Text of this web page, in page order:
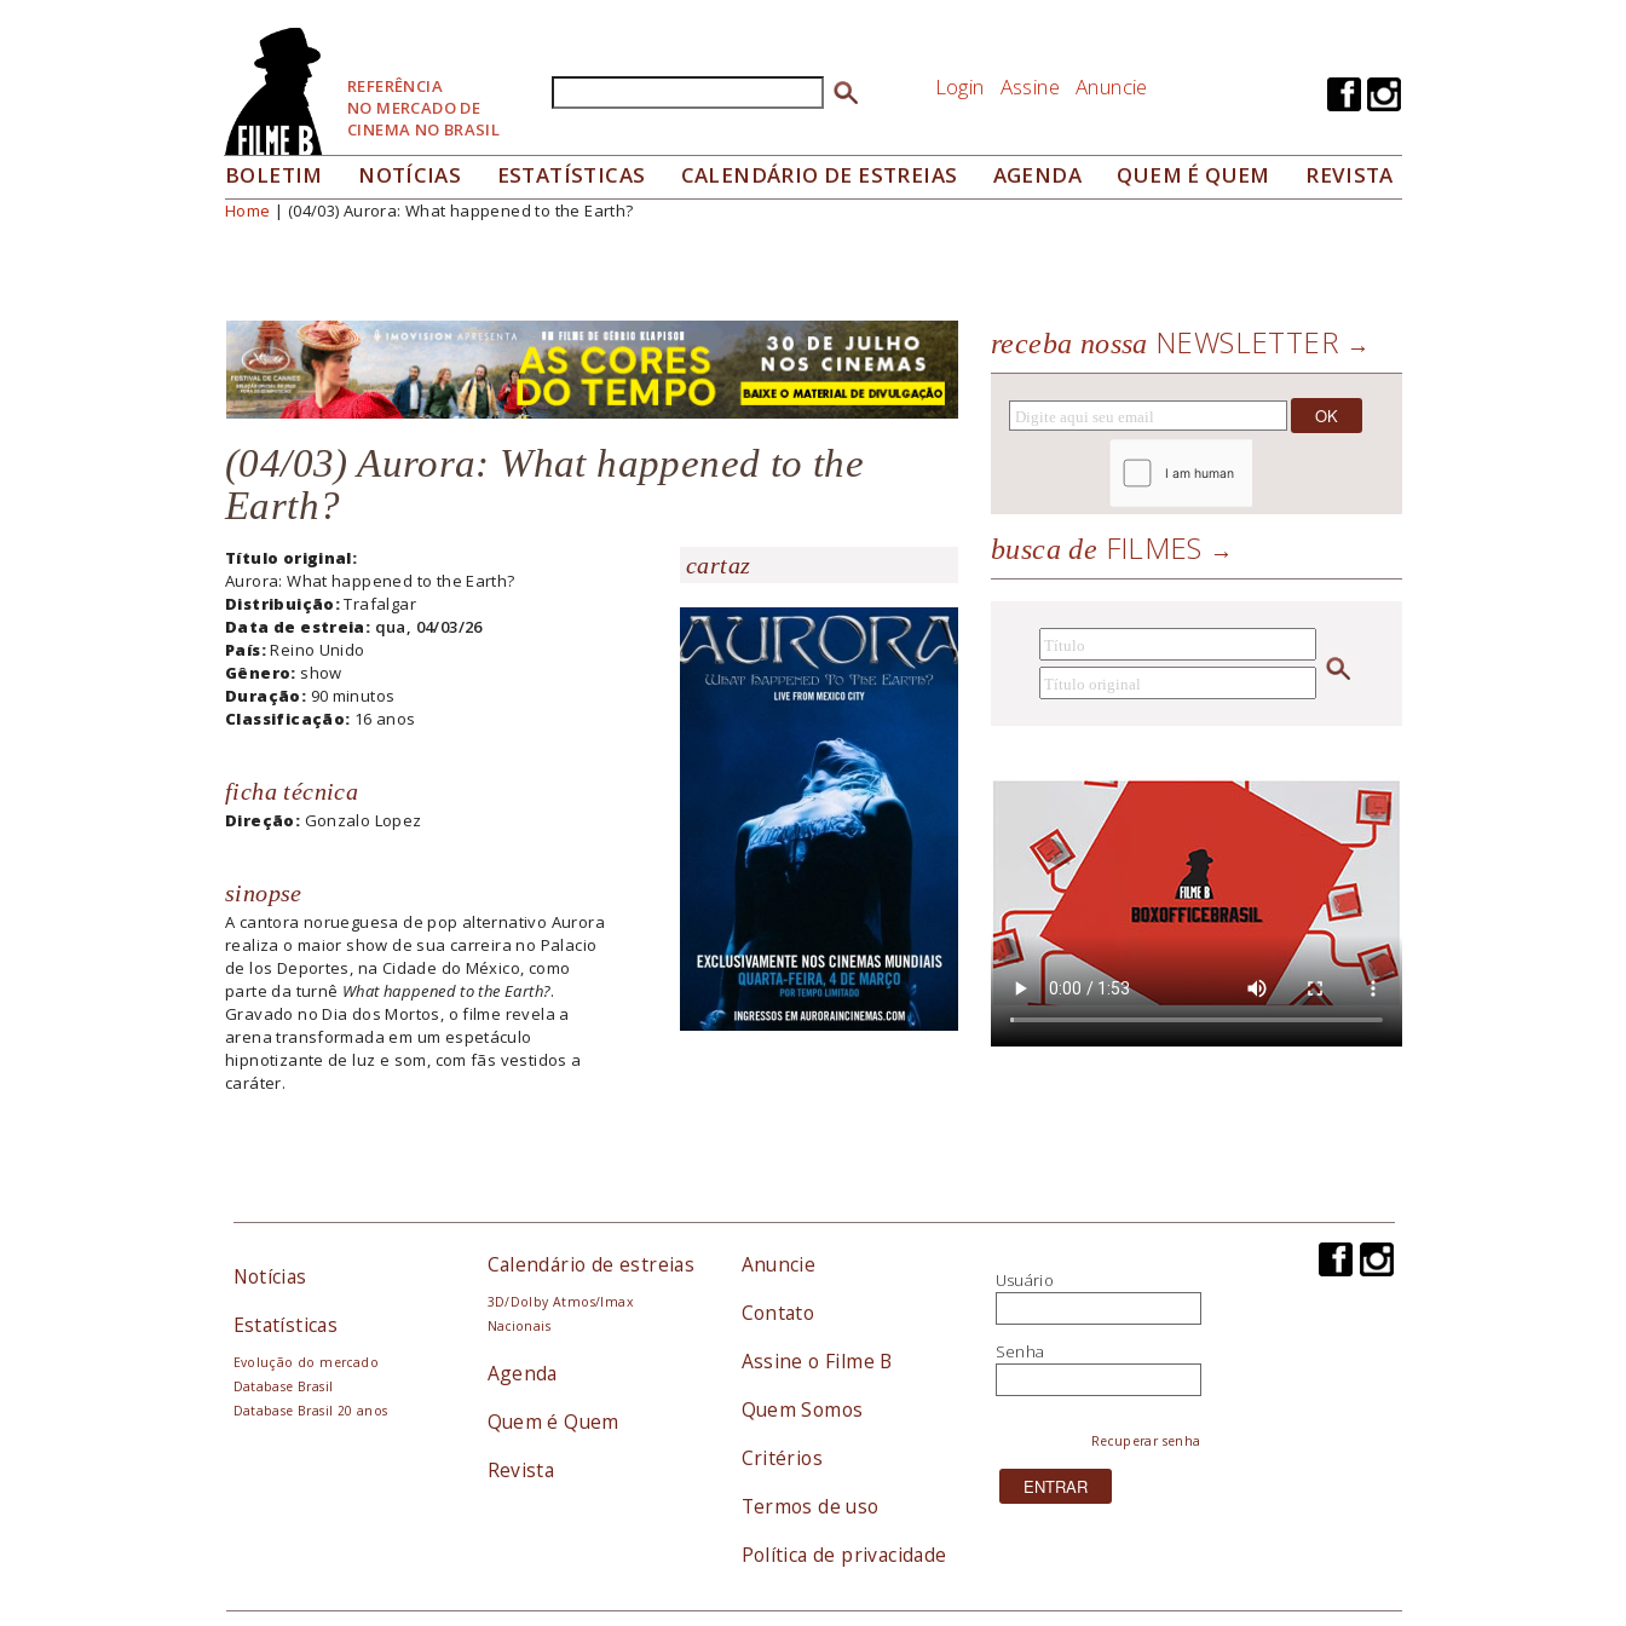
REFERÊNCIA
NO MERCADO DE
CINEMA NO BRASIL
Formulário de busca Login Assine Anuncie
BOLETIM NOTÍCIAS ESTATÍSTICAS CALENDÁRIO DE ESTREIAS AGENDA QUEM É QUEM REVISTA
Você está aqui
Home | (04/03) Aurora: What happened to the Earth?
(04/03) Aurora: What happened to the
Earth?
Título original:
Aurora: What happened to the Earth?
Distribuição:Trafalgar
Data de estreia: qua, 04/03/26
País:Reino Unido
Gênero: show
Duração: 90 minutos
Classificação: 16 anos
ficha técnica
Direção: Gonzalo Lopez
sinopse
A cantora norueguesa de pop alternativo Aurora
realiza o maior show de sua carreira no Palacio
de los Deportes, na Cidade do México, como
parte da turnê What happened to the Earth?.
Gravado no Dia dos Mortos, o filme revela a
arena transformada em um espetáculo
hipnotizante de luz e som, com fãs vestidos a
caráter.
cartaz
receba nossa NEWSLETTER
busca de FILMES
Notícias
Estatísticas
Evolução do mercado
Database Brasil
Database Brasil 20 anos
Calendário de estreias
3D/Dolby Atmos/Imax
Nacionais
Agenda
Quem é Quem
Revista
Anuncie
Contato
Assine o Filme B
Quem Somos
Critérios
Termos de uso
Política de privacidade
Usuário
Senha
Recuperar senha